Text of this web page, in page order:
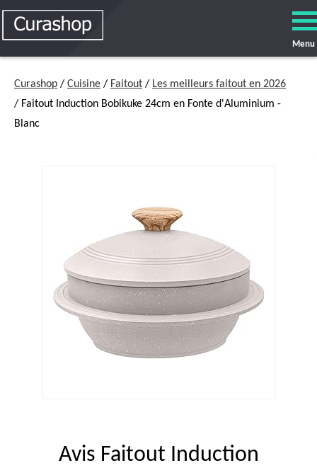
Menu
Curashop / Cuisine / Faitout / Les meilleurs faitout en 2026
/ Faitout Induction Bobikuke 24cm en Fonte d'Aluminium -
Blanc
Avis Faitout Induction